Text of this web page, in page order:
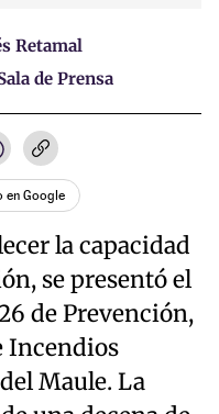
Retamal
de Prensa
en Google
la capacidad
se presentó el
de Prevención,
Incendios
Maule. La